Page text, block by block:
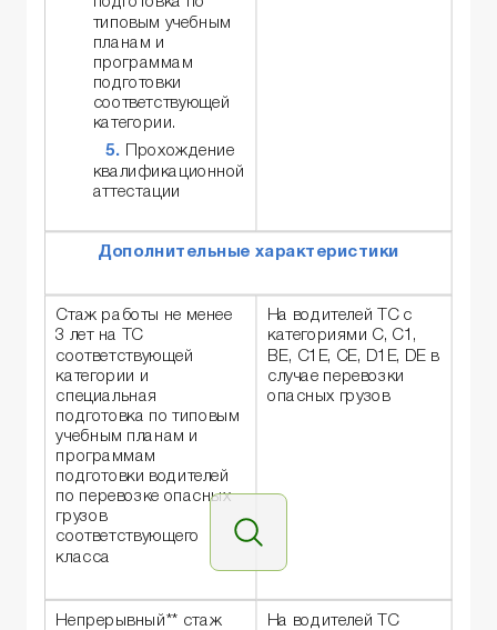
типовым учебным
планам и
программам
подготовки
соответствующей
категории.
Прохождение
квалификационной
аттестации
Дополнительные характеристики
Стаж работы не менее
3 лет на ТС
соответствующей
категории и
специальная
подготовка по типовым
учебным планам и
программам
подготовки водителей
по перевозке опасных
грузов
соответствующего
класса
На водителей ТС с
категориями С, С1,
BE, C1E, CE, D1E, DE в
случае перевозки
опасных грузов
Непрерывный** стаж На водителей ТС